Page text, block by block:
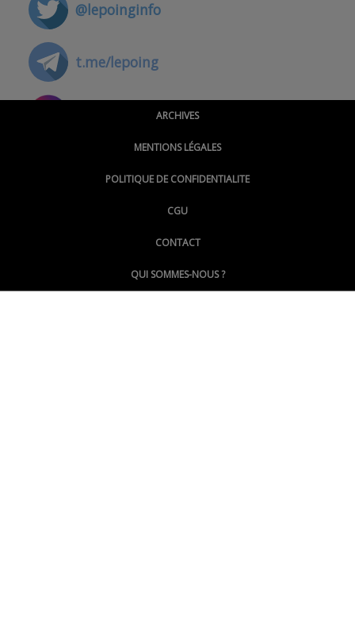
@lepoinginfo
t.me/lepoing
@montpellierpoinginfo
@LePoingMontpellier
ARCHIVES
MENTIONS LÉGALES
POLITIQUE DE CONFIDENTIALITE
CGU
CONTACT
QUI SOMMES-NOUS ?